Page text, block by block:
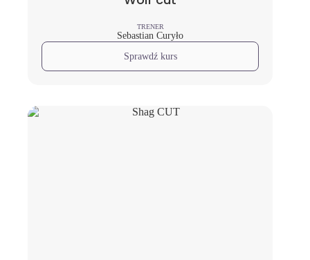
TRENER
Sebastian Curyło
Sprawdź kurs